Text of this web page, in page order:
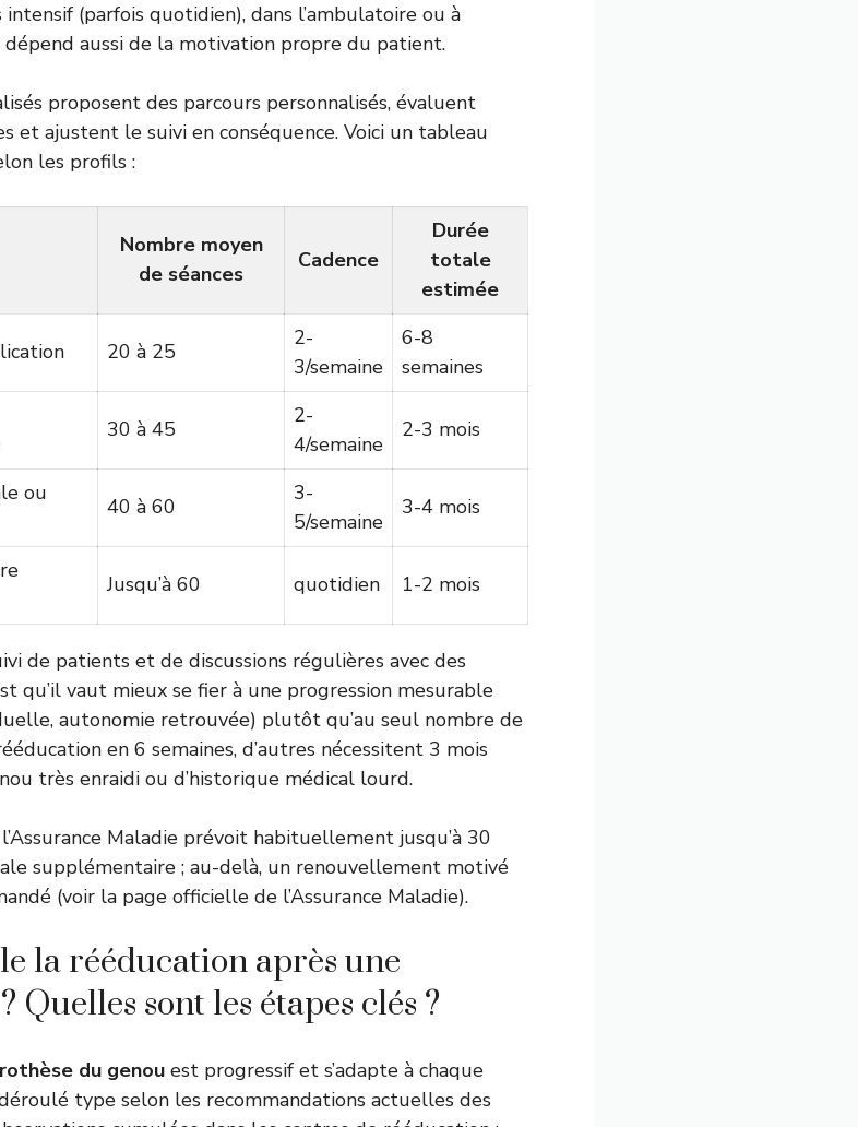
(parfois quotidien), dans l’ambulatoire ou à
aussi de la motivation propre du patient.
proposent des parcours personnalisés, évaluent
et ajustent le suivi en conséquence. Voici un tableau
les profils :
Nombre moyen
de séances
Cadence
Durée
totale
estimée
20 à 25
2-
3/semaine
6-8
semaines
30 à 45
2-
4/semaine
2-3 mois
ou
40 à 60
3-
5/semaine
3-4 mois
Jusqu’à 60 quotidien 1-2 mois
de patients et de discussions régulières avec des
qu’il vaut mieux se fier à une progression mesurable
autonomie retrouvée) plutôt qu’au seul nombre de
en 6 semaines, d’autres nécessitent 3 mois
très enraidi ou d’historique médical lourd.
Maladie prévoit habituellement jusqu’à 30
supplémentaire ; au-delà, un renouvellement motivé
(voir la page officielle de l’Assurance Maladie).
la rééducation après une
Quelles sont les étapes clés ?
du genou est progressif et s’adapte à chaque
type selon les recommandations actuelles des